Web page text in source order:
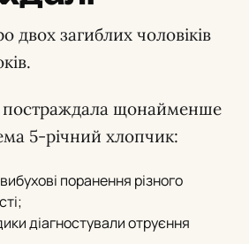
двох загиблих чоловіків
постраждала щонайменше
5-річний хлопчик:
вибухові поранення різного
діагностували отруєння